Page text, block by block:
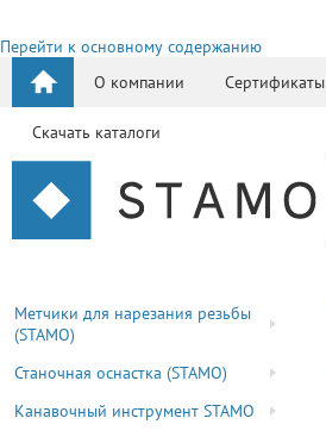
Перейти к основному содержанию
О компании
Сертификаты
Скачать каталоги
Метчики для нарезания резьбы
(STAMO)
Станочная оснастка (STAMO)
Канавочный инструмент STAMO